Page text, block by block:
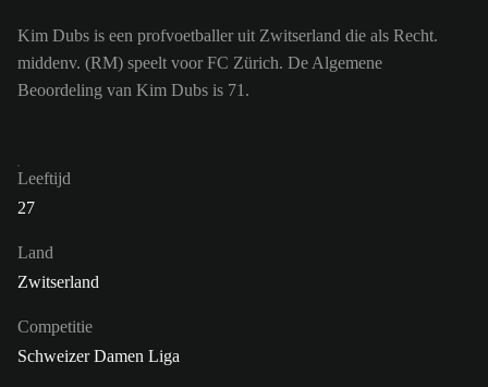
Kim Dubs is een profvoetballer uit Zwitserland die als Recht.
middenv. (RM) speelt voor FC Zürich. De Algemene
Beoordeling van Kim Dubs is 71.
Leeftijd
27
Land
Zwitserland
Competitie
Schweizer Damen Liga